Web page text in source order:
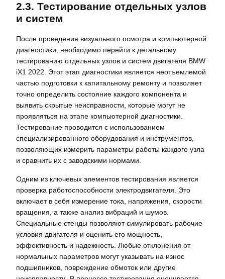
2.3. Тестирование отдельных узлов
и систем
После проведения визуального осмотра и компьютерной
диагностики, необходимо перейти к детальному
тестированию отдельных узлов и систем двигателя BMW
iX1 2022. Этот этап диагностики является неотъемлемой
частью подготовки к капитальному ремонту и позволяет
точно определить состояние каждого компонента и
выявить скрытые неисправности, которые могут не
проявляться на этапе компьютерной диагностики.
Тестирование проводится с использованием
специализированного оборудования и инструментов,
позволяющих измерить параметры работы каждого узла
и сравнить их с заводскими нормами.
Одним из ключевых элементов тестирования является
проверка работоспособности электродвигателя. Это
включает в себя измерение тока, напряжения, скорости
вращения, а также анализ вибраций и шумов.
Специальные стенды позволяют симулировать рабочие
условия двигателя и оценить его мощность,
эффективность и надежность. Любые отклонения от
нормальных параметров могут указывать на износ
подшипников, повреждение обмоток или другие